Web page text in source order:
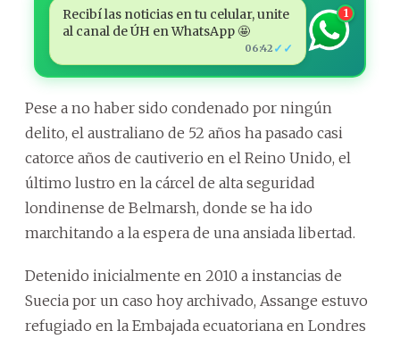
Recibí las noticias en tu celular, unite
al canal de ÚH en WhatsApp 🤩
06:42 ✓✓
1
Pese a no haber sido condenado por ningún
delito, el australiano de 52 años ha pasado casi
catorce años de cautiverio en el Reino Unido, el
último lustro en la cárcel de alta seguridad
londinense de Belmarsh, donde se ha ido
marchitando a la espera de una ansiada libertad.
Detenido inicialmente en 2010 a instancias de
Suecia por un caso hoy archivado, Assange estuvo
refugiado en la Embajada ecuatoriana en Londres